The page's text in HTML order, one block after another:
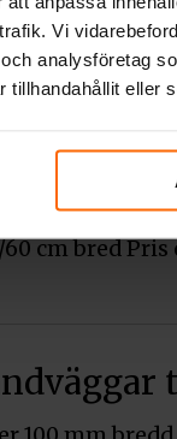
Vi
analysföretag
tillhandahållit eller
moms
cm bred